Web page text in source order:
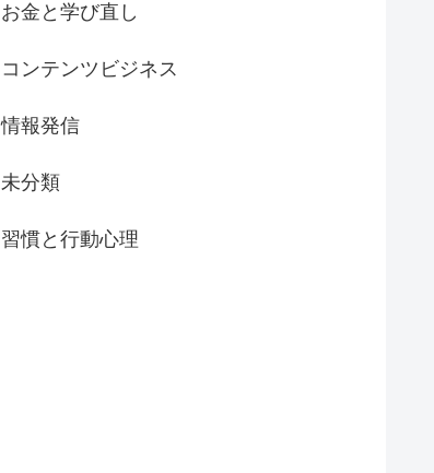
お金と学び直し
コンテンツビジネス
情報発信
未分類
習慣と行動心理